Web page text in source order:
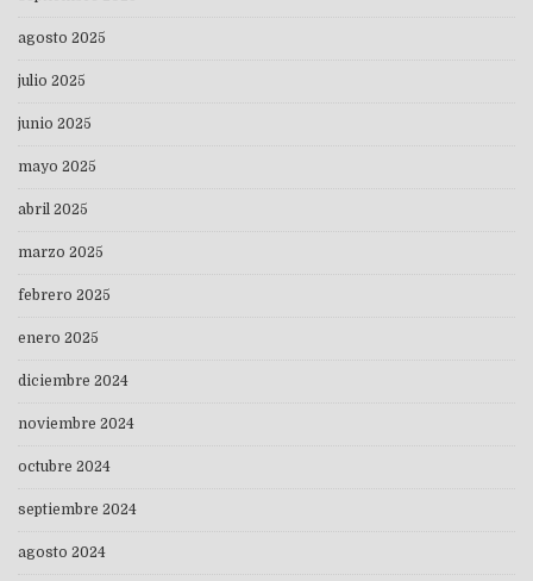
agosto 2025
julio 2025
junio 2025
mayo 2025
abril 2025
marzo 2025
febrero 2025
enero 2025
diciembre 2024
noviembre 2024
octubre 2024
septiembre 2024
agosto 2024